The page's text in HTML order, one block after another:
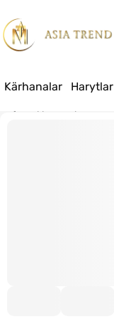
Kärhanalar Harytlar